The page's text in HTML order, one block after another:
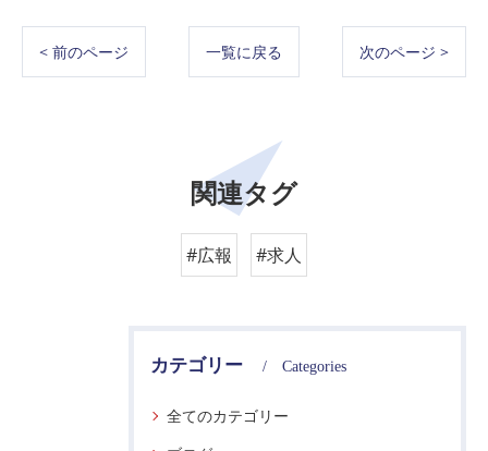
< 前のページ 一覧に戻る 次のページ >
関連タグ
#広報 #求人
カテゴリー Categories
全てのカテゴリー